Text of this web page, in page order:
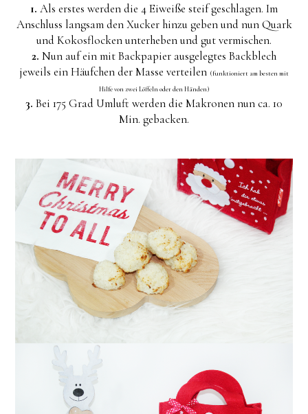
1. Als erstes werden die 4 Eiweiße steif geschlagen. Im
Anschluss langsam den Xucker hinzu geben und nun Quark
und Kokosflocken unterheben und gut vermischen.
2. Nun auf ein mit Backpapier ausgelegtes Backblech
jeweils ein Häufchen der Masse verteilen (funktioniert am besten mit
Hilfe von zwei Löffeln oder den Händen)
3. Bei 175 Grad Umluft werden die Makronen nun ca. 10
Min. gebacken.